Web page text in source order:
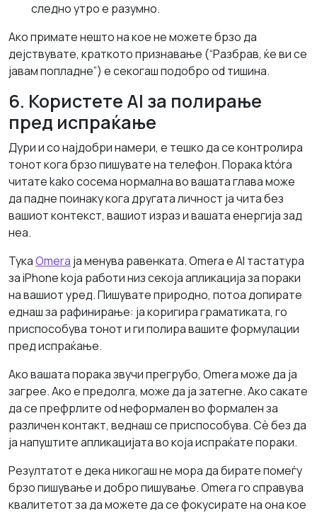
следно утро е разумно.
Ако примате нешто на кое не можете брзо да
дејствувате, краткото признавање (“Разбрав, ќе ви се
јавам попладне”) е секогаш подобро od тишина.
6. Користете AI за полирање
пред испраќање
Дури и со најдобри намери, е тешко да се контролира
тонот кога брзо пишувате на телефон. Порака która
читате kako сосема нормална во вашата глава може
да падне поинаку кога другата личност ја чита без
вашиот контекст, вашиот израз и вашата енергија зад
неа.
ТукаOmera ја менува равенката. Omera е AI тастатура
за iPhone koja работи низ секоја апликација за пораки
на вашиот уред. Пишувате природно, потоа допирате
еднаш за рафинирање: ја коригира граматиката, го
приспособува тонот и ги полира вашите формулации
пред испраќање.
Ако вашата порака звучи прегрубо, Omera може да ја
загрее. Ако е предолга, може да ја затегне. Ако сакате
да се префрлите od неформален во формален за
различен контакт, веднаш се приспособува. Сè без да
ја напуштите апликацијата во која испраќате пораки.
Резултатот е дека никогаш не мора да бирате помеѓу
брзо пишување и добро пишување. Omera го справува
квалитетот за да можете да се фокусирате на она кое